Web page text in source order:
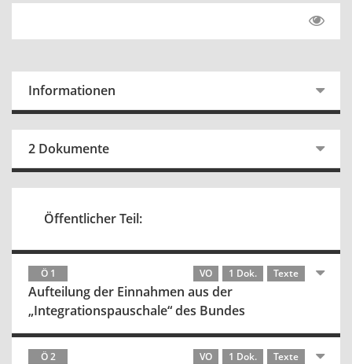
Informationen
2 Dokumente
Öffentlicher Teil:
Ö 1 VO 1 Dok. Texte
Aufteilung der Einnahmen aus der
„Integrationspauschale“ des Bundes
Ö 2 VO 1 Dok. Texte